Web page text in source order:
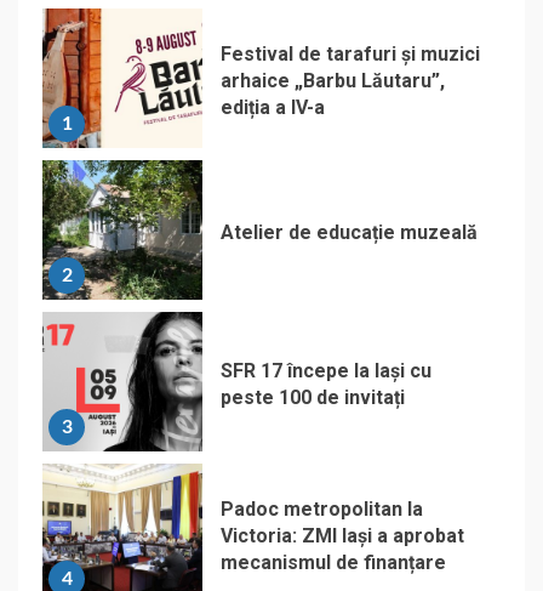
1
Festival de tarafuri și muzici
arhaice „Barbu Lăutaru”,
ediția a IV-a
2
Atelier de educație muzeală
3
SFR 17 începe la Iași cu
peste 100 de invitați
4
Padoc metropolitan la
Victoria: ZMI Iași a aprobat
mecanismul de finanțare